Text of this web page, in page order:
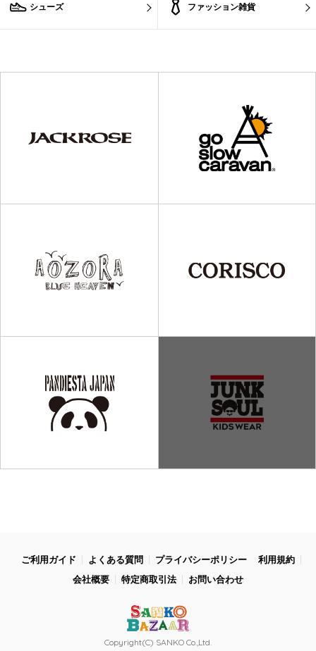
シューズ ファッション雑貨
ご利用ガイド よくある質問 プライバシーポリシー
利用規約
会社概要
特定商取引法 お問い合わせ
Copyright(C) SANKO Co.,Ltd.